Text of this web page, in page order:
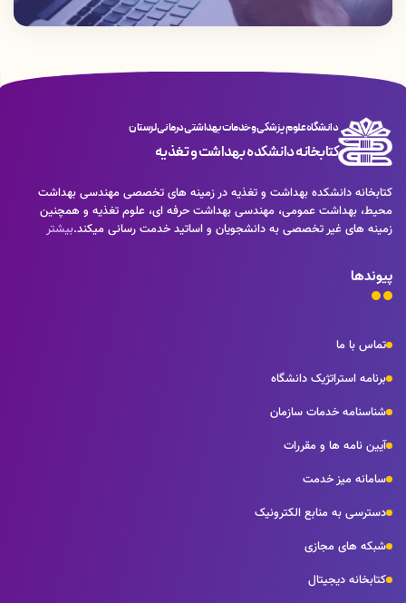
دانشگاه علوم پزشکی و خدمات بهداشتی درمانی لرستان
کتابخانه دانشکده بهداشت و تغذیه
کتابخانه دانشکده بهداشت و تغذیه در زمینه های تخصصی مهندسی بهداشت
محیط، بهداشت عمومی، مهندسی بهداشت حرفه ای، علوم تغذیه و همچنین
زمینه های غیر تخصصی به دانشجویان و اساتید خدمت رسانی میکند.بیشتر
پیوندها
تماس با ما
برنامه استراتژیک دانشگاه
شناسنامه خدمات سازمان
آیین نامه ها و مقررات
سامانه میز خدمت
دسترسی به منابع الکترونیک
شبکه های مجازی
کتابخانه دیجیتال